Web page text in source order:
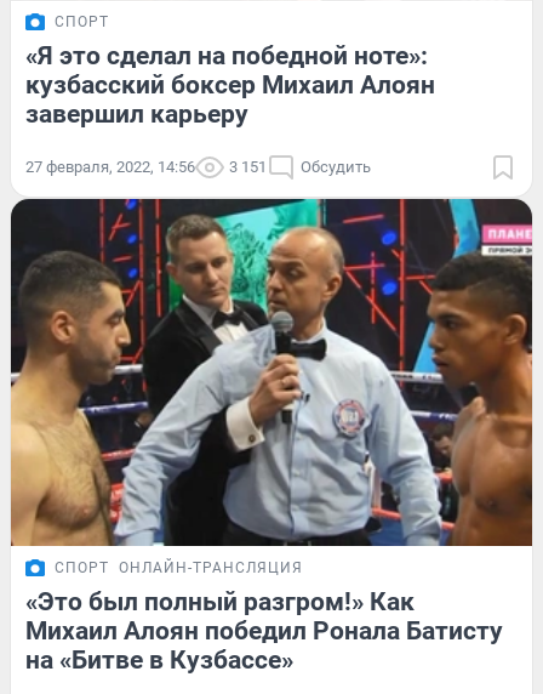
СПОРТ
«Я это сделал на победной ноте»:
кузбасский боксер Михаил Алоян
завершил карьеру
27 февраля, 2022, 14:56 3 151 Обсудить
СПОРТ ОНЛАЙН-ТРАНСЛЯЦИЯ
«Это был полный разгром!» Как
Михаил Алоян победил Ронала Батисту
на «Битве в Кузбассе»